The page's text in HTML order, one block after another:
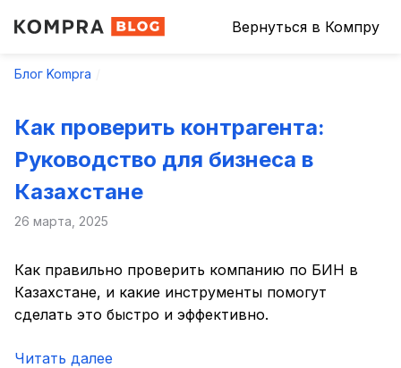
Вернуться в Компру
Блог Kompra
Как проверить контрагента:
Руководство для бизнеса в
Казахстане
26 марта, 2025
Как правильно проверить компанию по БИН в
Казахстане, и какие инструменты помогут
сделать это быстро и эффективно.
Читать далее